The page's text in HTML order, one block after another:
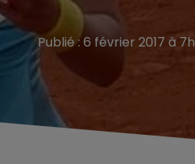
Publié : 6 février 2017 à